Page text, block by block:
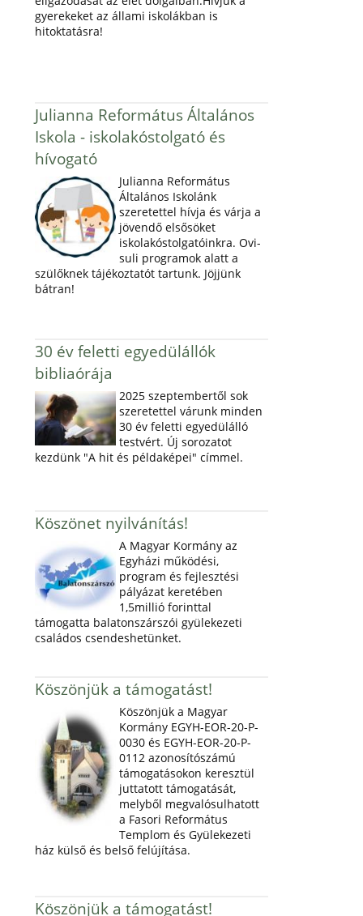
gyerekeket az állami iskolákban is
hitoktatásra!
Julianna Református Általános
Iskola - iskolakóstolgató és
hívogató
Julianna Református
Általános Iskolánk
szeretettel hívja és várja a
jövendő elsősöket
iskolakóstolgatóinkra. Ovi-
suli programok alatt a
szülőknek tájékoztatót tartunk. Jöjjünk
bátran!
30 év feletti egyedülállók
bibliaórája
2025 szeptembertől sok
szeretettel várunk minden
30 év feletti egyedülálló
testvért. Új sorozatot
kezdünk "A hit és példaképei" címmel.
Köszönet nyilvánítás!
A Magyar Kormány az
Egyházi működési,
program és fejlesztési
pályázat keretében
1,5millió forinttal
támogatta balatonszárszói gyülekezeti
családos csendeshetünket.
Köszönjük a támogatást!
Köszönjük a Magyar
Kormány EGYH-EOR-20-P-
0030 és EGYH-EOR-20-P-
0112 azonosítószámú
támogatásokon keresztül
juttatott támogatását,
melyből megvalósulhatott
a Fasori Református
Templom és Gyülekezeti
ház külső és belső felújítása.
Köszönjük a támogatást!